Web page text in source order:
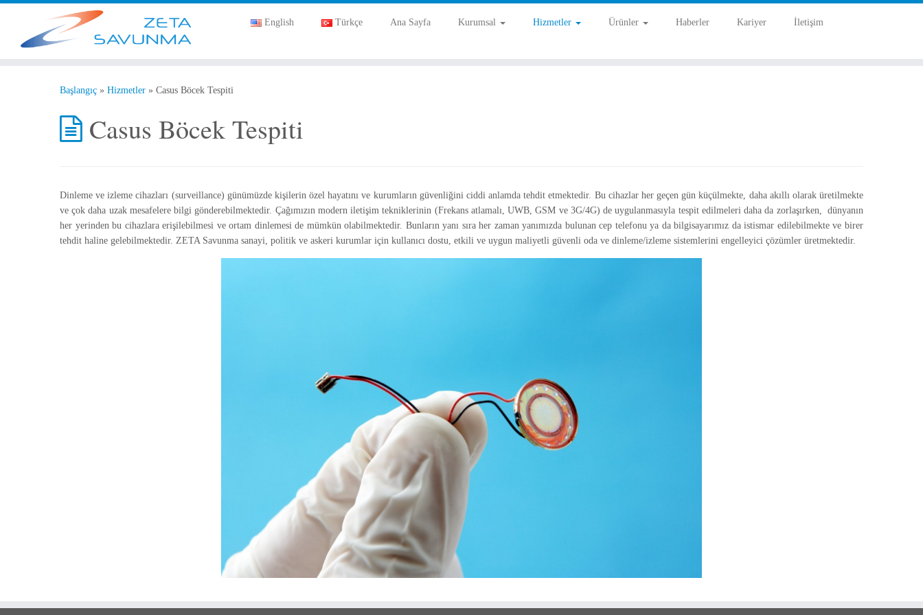
English Türkçe Ana Sayfa Kurumsal Hizmetler Ürünler Haberler Kariyer İletişim
Başlangıç » Hizmetler » Casus Böcek Tespiti
Casus Böcek Tespiti
Dinleme ve izleme cihazları (surveillance) günümüzde kişilerin özel hayatını ve kurumların güvenliğini ciddi anlamda tehdit etmektedir. Bu cihazlar her geçen gün küçülmekte, daha akıllı olarak üretilmekte
ve çok daha uzak mesafelere bilgi gönderebilmektedir. Çağımızın modern iletişim tekniklerinin (Frekans atlamalı, UWB, GSM ve 3G/4G) de uygulanmasıyla tespit edilmeleri daha da zorlaşırken, dünyanın
her yerinden bu cihazlara erişilebilmesi ve ortam dinlemesi de mümkün olabilmektedir. Bunların yanı sıra her zaman yanımızda bulunan cep telefonu ya da bilgisayarımız da istismar edilebilmekte ve birer
tehdit haline gelebilmektedir. ZETA Savunma sanayi, politik ve askeri kurumlar için kullanıcı dostu, etkili ve uygun maliyetli güvenli oda ve dinleme/izleme sistemlerini engelleyici çözümler üretmektedir.